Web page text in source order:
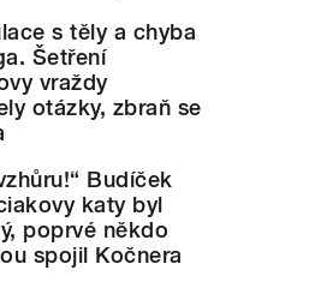
s těly a chyba
Šetření
vraždy
otázky, zbraň se
Budíček
katy byl
poprvé někdo
spojil Kočnera